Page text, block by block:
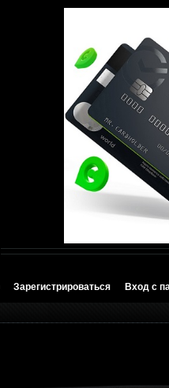
Зарегистрироваться Вход с